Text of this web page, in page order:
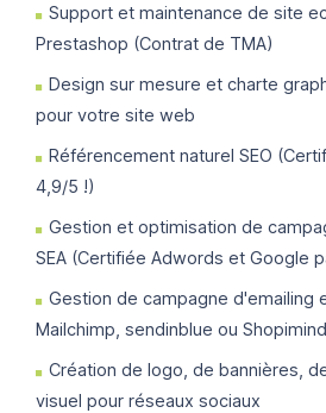
Support et maintenance de site
Prestashop (Contrat de TMA)
Design sur mesure et charte
pour votre site web
Référencement naturel SEO
4,9/5 !)
Gestion et optimisation de
SEA (Certifiée Adwords et Google
Gestion de campagne d'emailing
Mailchimp, sendinblue ou Shopimind
Création de logo, de bannières,
visuel pour réseaux sociaux